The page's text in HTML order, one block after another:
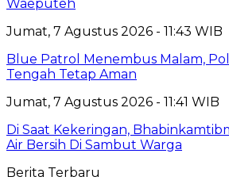
Waeputeh
Jumat, 7 Agustus 2026 - 11:43 WIB
Blue Patrol Menembus Malam,
Tengah Tetap Aman
Jumat, 7 Agustus 2026 - 11:41 WIB
Di Saat Kekeringan,
Air Bersih Di Sambut Warga
Berita Terbaru